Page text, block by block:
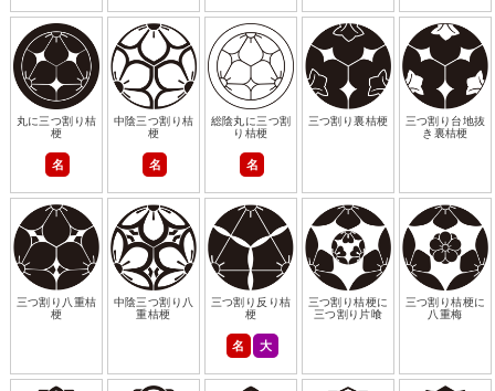
丸に三つ割り桔
梗
名
中陰三つ割り桔
梗
名
総陰丸に三つ割
り桔梗
名
三つ割り裏桔梗
三つ割り台地抜
き裏桔梗
三つ割り八重桔
梗
中陰三つ割り八
重桔梗
三つ割り反り桔
梗
名 大
三つ割り桔梗に
三つ割り片喰
三つ割り桔梗に
八重梅